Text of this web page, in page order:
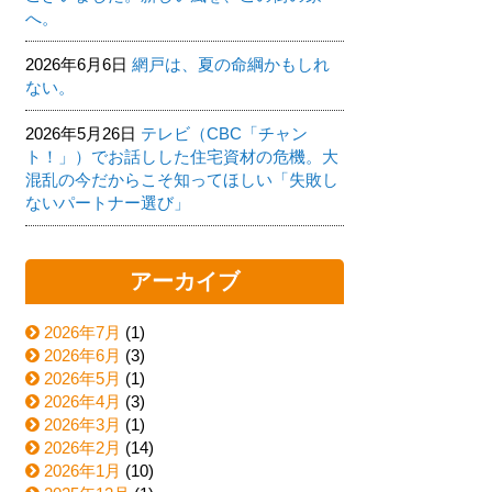
へ。
2026年6月6日 網戸は、夏の命綱かもしれ
ない。
2026年5月26日 テレビ（CBC「チャン
ト！」）でお話しした住宅資材の危機。大
混乱の今だからこそ知ってほしい「失敗し
ないパートナー選び」
アーカイブ
2026年7月 (1)
2026年6月 (3)
2026年5月 (1)
2026年4月 (3)
2026年3月 (1)
2026年2月 (14)
2026年1月 (10)